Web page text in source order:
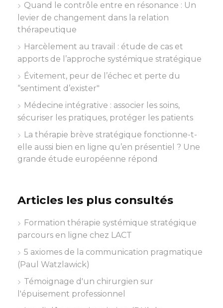
Quand le contrôle entre en résonance : Un
levier de changement dans la relation
thérapeutique
Harcèlement au travail : étude de cas et
apports de l’approche systémique stratégique
Évitement, peur de l’échec et perte du
“sentiment d’exister"
Médecine intégrative : associer les soins,
sécuriser les pratiques, protéger les patients
La thérapie brève stratégique fonctionne-t-
elle aussi bien en ligne qu’en présentiel ? Une
grande étude européenne répond
Articles les plus consultés
Formation thérapie systémique stratégique
parcours en ligne chez LACT
5 axiomes de la communication pragmatique
(Paul Watzlawick)
Témoignage d'un chirurgien sur
l'épuisement professionnel